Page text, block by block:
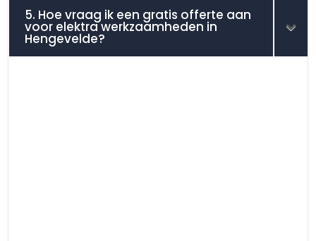
5. Hoe vraag ik een gratis offerte aan
voor elektra werkzaamheden in
Hengevelde?